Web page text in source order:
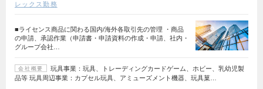
レックス勤務
■ライセンス商品に関わる国内/海外各取引先の管理 ・商品
の申請、承認作業（申請書・申請資料の作成・申請、社内・
グループ会社…
会社概要
玩具事業：玩具、トレーディングカードゲーム、ホビー、乳幼児製
品等 玩具周辺事業：カプセル玩具、アミューズメント機器、玩具菓…